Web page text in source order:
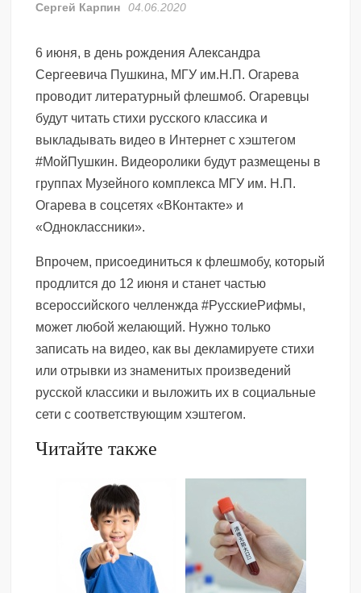
Сергей Карпин 04.06.2020
6 июня, в день рождения Александра
Сергеевича Пушкина, МГУ им.Н.П. Огарева
проводит литературный флешмоб. Огаревцы
будут читать стихи русского классика и
выкладывать видео в Интернет с хэштегом
#МойПушкин. Видеоролики будут размещены в
группах Музейного комплекса МГУ им. Н.П.
Огарева в соцсетях «ВКонтакте» и
«Одноклассники».
Впрочем, присоединиться к флешмобу, который
продлится до 12 июня и станет частью
всероссийского челленжда #РусскиеРифмы,
может любой желающий. Нужно только
записать на видео, как вы декламируете стихи
или отрывки из знаменитых произведений
русской классики и выложить их в социальные
сети с соответствующим хэштегом.
Читайте также